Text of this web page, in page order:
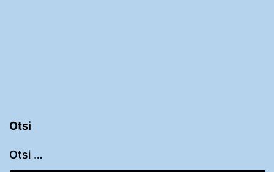
Otsi
Otsi …